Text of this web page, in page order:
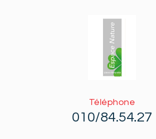
Téléphone
010/84.54.27